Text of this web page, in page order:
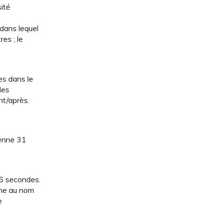
lequel
; le
dans le
après.
31
secondes.
au nom